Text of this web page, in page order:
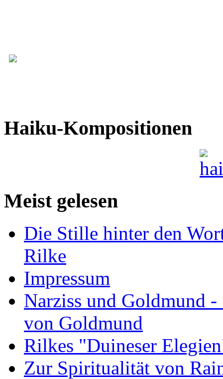
Haiku-Kompositionen
Meist gelesen
Die Stille hinter den
Rilke
Impressum
Narziss und Goldmund
von Goldmund
Rilkes "Duineser
Zur Spiritualität von